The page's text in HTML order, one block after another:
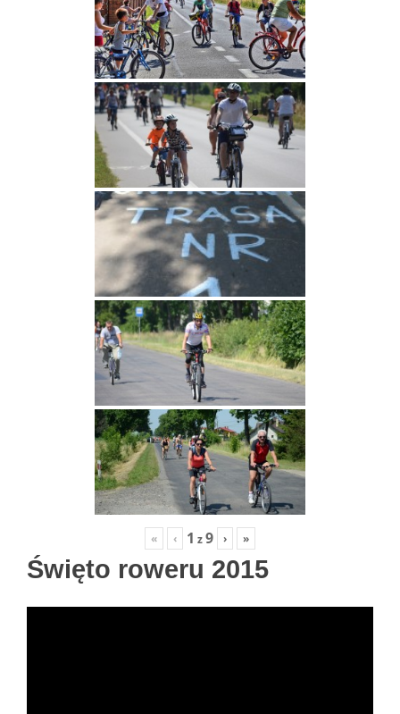
« ‹ 1 z9 › »
Święto roweru 2015